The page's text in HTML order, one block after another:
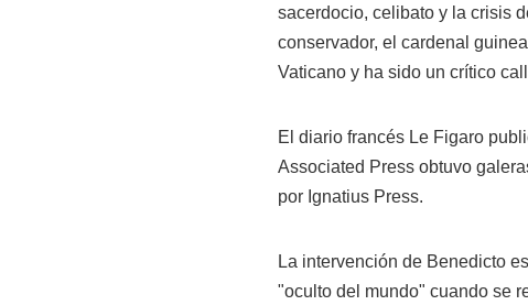
sacerdocio, celibato y la crisis
conservador, el cardenal
Vaticano y ha sido un crítico
El diario francés Le Figaro
Associated Press obtuvo
por Ignatius Press.
La intervención de Benedicto
"oculto del mundo" cuando se